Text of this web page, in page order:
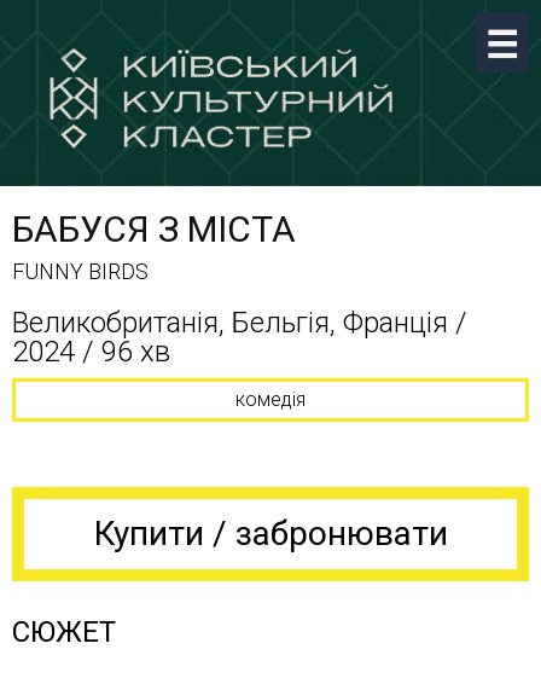
БАБУСЯ З МІСТА
FUNNY BIRDS
Великобританія, Бельгія, Франція /
2024 / 96 хв
комедія
Купити / забронювати
СЮЖЕТ